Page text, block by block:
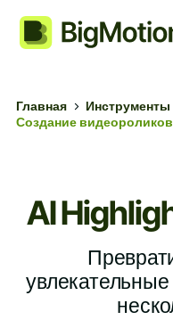
Главная
Инструменты
Создание
AI
увлекательные